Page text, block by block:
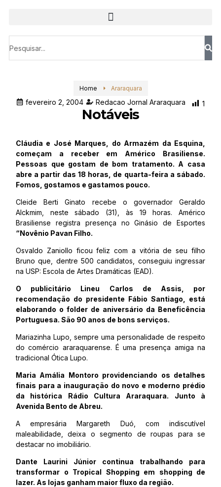
Home Araraquara
fevereiro 2, 2004 Redacao Jornal Araraquara 1
Notáveis
Cláudia e José Marques, do Armazém da Esquina,
começam a receber em Américo Brasiliense.
Pessoas que gostam de bom tratamento. A casa
abre a partir das 18 horas, de quarta-feira a sábado.
Fomos, gostamos e gastamos pouco.
Cleide Berti Ginato recebe o governador Geraldo
Alckmim, neste sábado (31), às 19 horas. Américo
Brasiliense registra presença no Ginásio de Esportes
“Novênio Pavan Filho.
Osvaldo Zaniollo ficou feliz com a vitória de seu filho
Bruno que, dentre 500 candidatos, conseguiu ingressar
na USP: Escola de Artes Dramáticas (EAD).
O publicitário Lineu Carlos de Assis, por
recomendação do presidente Fábio Santiago, está
elaborando o folder de aniversário da Beneficência
Portuguesa. São 90 anos de bons serviços.
Mariazinha Lupo, sempre uma personalidade de respeito
do comércio araraquarense. É uma presença amiga na
tradicional Ótica Lupo.
Maria Amália Montoro providenciando os detalhes
finais para a inauguração do novo e moderno prédio
da histórica Rádio Cultura Araraquara. Junto à
Avenida Bento de Abreu.
A empresária Margareth Duó, com indiscutível
maleabilidade, deixa o segmento de roupas para se
destacar no imobiliário.
Dante Laurini Júnior continua trabalhando para
transformar o Tropical Shopping em shopping de
lazer. As lojas ganham maior fluxo da região.